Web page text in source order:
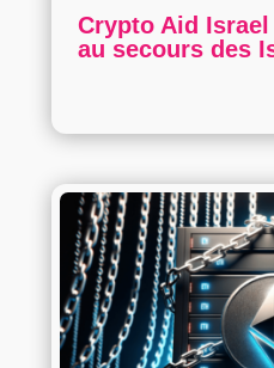
Crypto Aid
au secours des